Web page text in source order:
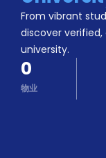
About
us
Blog
Refer
And
Earn
Become
From vibrant
discover
university.
0
物业